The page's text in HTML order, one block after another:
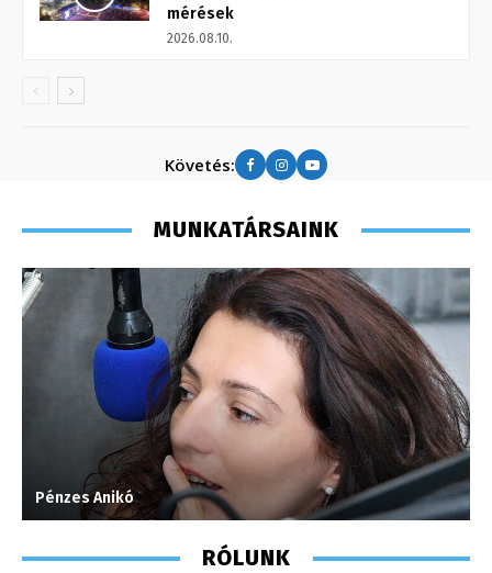
mérések
2026.08.10.
Követés:
MUNKATÁRSAINK
Pénzes Anikó
RÓLUNK